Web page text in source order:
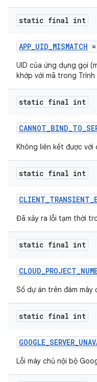
static final int
APP_UID_MISMATCH
UID của ứng dụng gọi
khớp với mã trong
static final int
Không liên kết được với
static final int
Đã xảy ra lỗi tạm thời
static final int
Số dự án trên đám
static final int
Lỗi máy chủ nội bộ